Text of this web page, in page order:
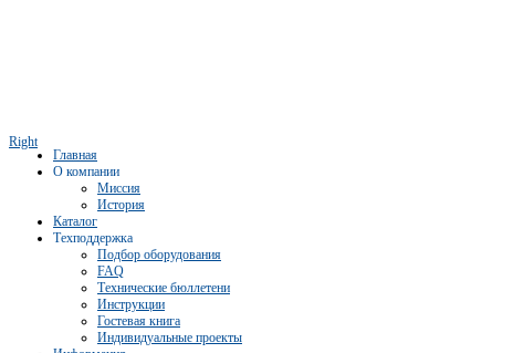
Right
Главная
О компании
Миссия
История
Каталог
Техподдержка
Подбор оборудования
FAQ
Технические бюллетени
Инструкции
Гостевая книга
Индивидуальные проекты